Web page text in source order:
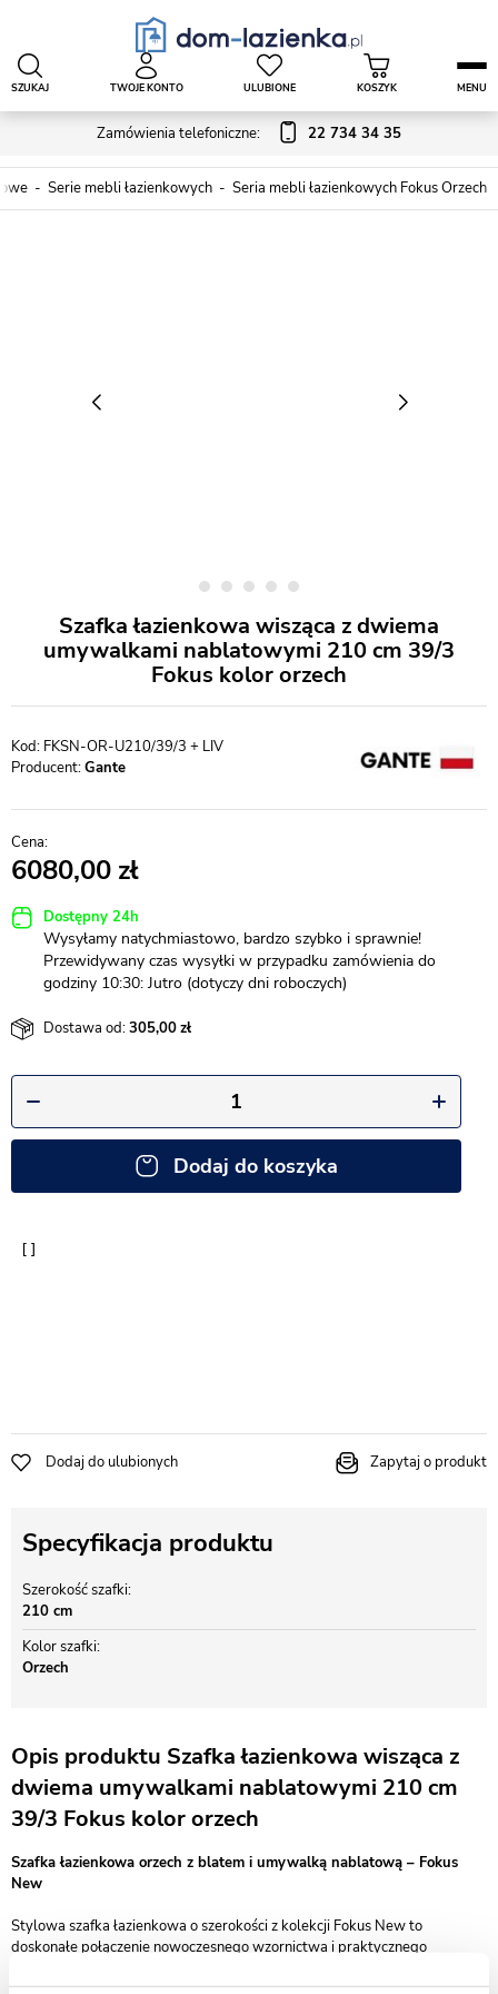
Zamówienia telefoniczne: 22 734 34 35
SZUKAJ TWOJE KONTO ULUBIONE KOSZYK MENU
Serie mebli łazienkowych Seria mebli łazienkowych Fokus Orzech
Szafka łazienkowa wisząca z dwiema
umywalkami nablatowymi 210 cm 39/3
Fokus kolor orzech
FKSN-OR-U210/39/3 + LIV
Producent:Gante
6080,00
Dostępny 24h
Wysyłamy natychmiastowo, bardzo szybko i sprawnie!
Przewidywany czas wysyłki w przypadku zamówienia do
godziny 10:30: Jutro (dotyczy dni roboczych)
Dostawa od:305,00
Dodaj do koszyka
Dodaj do ulubionych Zapytaj o produkt
Specyfikacja produktu
Szerokość szafki
210 cm
Kolor szafki
Orzech
Opis produktu Szafka łazienkowa wisząca z
dwiema umywalkami nablatowymi 210 cm
39/3 Fokus kolor orzech
Szafka łazienkowa orzech z blatem i umywalką nablatową – Fokus
New
Stylowa szafka łazienkowa o szerokości z kolekcji Fokus New to
doskonałe połączenie nowoczesnego wzornictwa i praktycznego
w blat i białą umywalkę nablatową, wprowadza do łazienki ciepły, a